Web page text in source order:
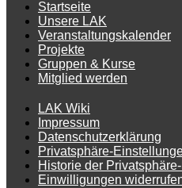
Startseite
Unsere LAK
Veranstaltungskalender
Projekte
Gruppen & Kurse
Mitglied werden
LAK Wiki
Impressum
Datenschutzerklärung
Privatsphäre-
Historie der
Einwilligungen